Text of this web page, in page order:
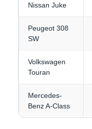
Nissan Juke
Peugeot 308
SW
Volkswagen
Touran
Mercedes-
Benz A-Class